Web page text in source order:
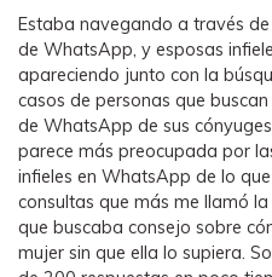
Celular
videos,
PC.
Estaba navegando a través
de WhatsApp, y esposas
apareciendo junto con la
casos de personas que
de WhatsApp de sus
parece más preocupada por
infieles en WhatsApp de lo
consultas que más me llamó
que buscaba consejo sobre
mujer sin que ella lo supiera.